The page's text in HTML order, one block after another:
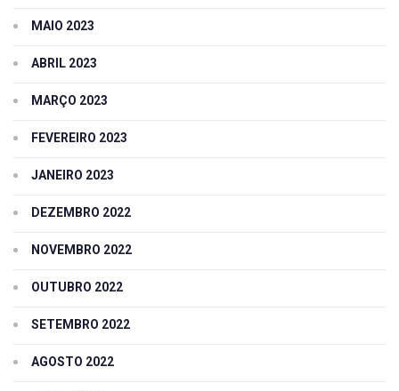
MAIO 2023
ABRIL 2023
MARÇO 2023
FEVEREIRO 2023
JANEIRO 2023
DEZEMBRO 2022
NOVEMBRO 2022
OUTUBRO 2022
SETEMBRO 2022
AGOSTO 2022